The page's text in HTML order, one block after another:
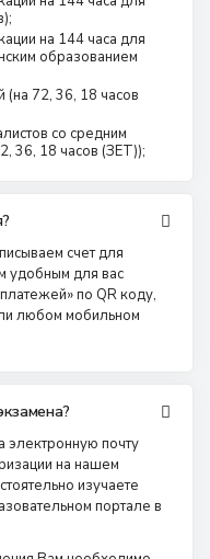
на 144 часа для
образованием
72, 36, 18 часов
со средним
36, 18 часов (ЗЕТ));
счет для
удобным для вас
по QR коду,
любом мобильном
почту
на нашем
изучаете
портале в